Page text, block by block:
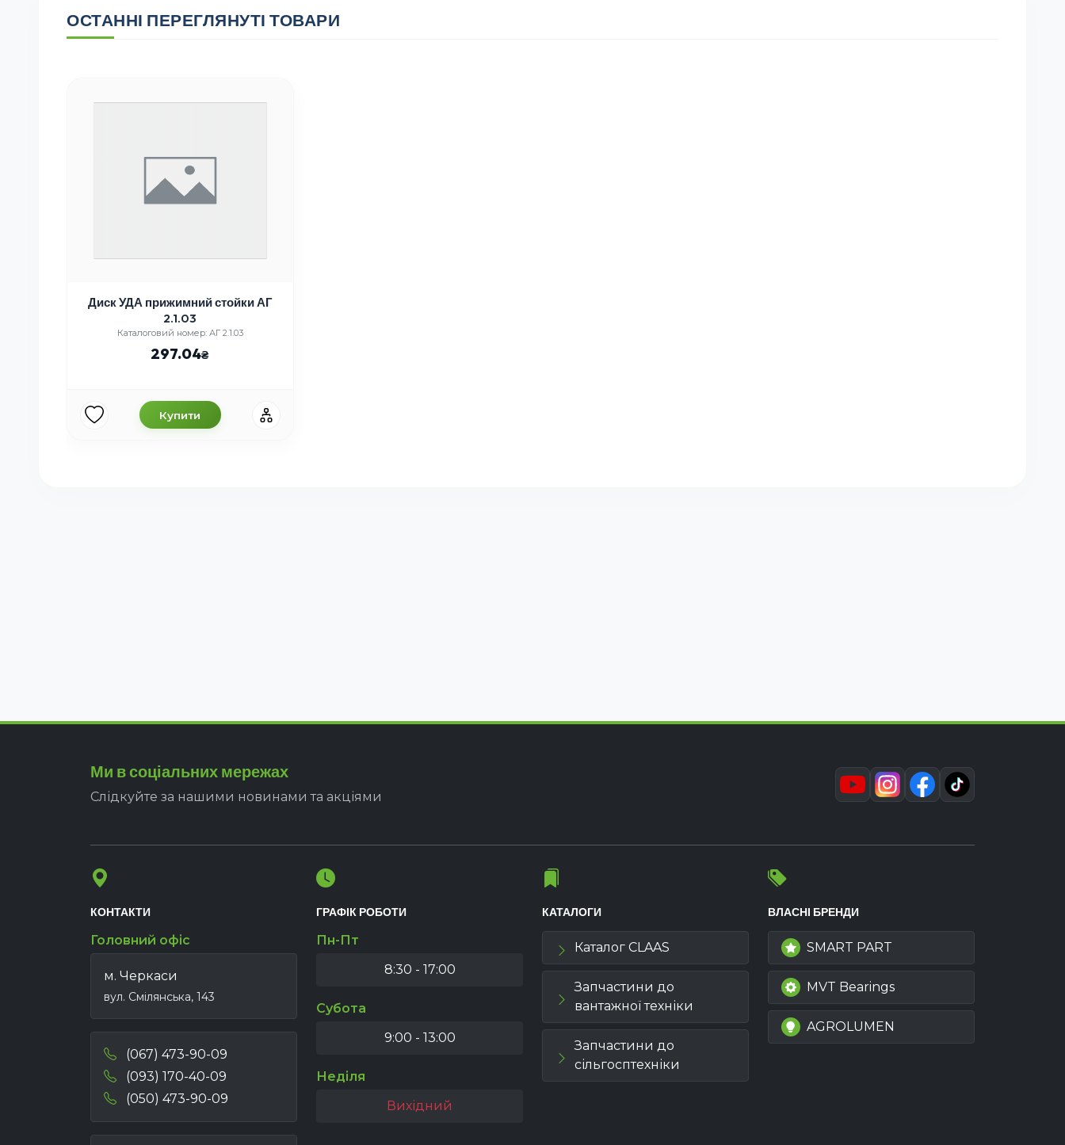
ОСТАННІ ПЕРЕГЛЯНУТІ ТОВАРИ
Диск УДА прижимний стойки АГ
2.1.03
Каталоговий номер: АГ 2.1.03
297.04
Купити
Ми в соціальних мережах
Слідкуйте за нашими новинами та акціями
КОНТАКТИ
Головний офіс
м. Черкаси
вул. Смілянська, 143
(067) 473-90-09
(093) 170-40-09
(050) 473-90-09
ГРАФІК РОБОТИ
Пн-Пт
8:30 - 17:00
Субота
9:00 - 13:00
Неділя
Вихідний
КАТАЛОГИ
Каталог CLAAS
Запчастини до
вантажної техніки
Запчастини до
сільгосптехніки
ВЛАСНІ БРЕНДИ
SMART PART
MVT Bearings
AGROLUMEN